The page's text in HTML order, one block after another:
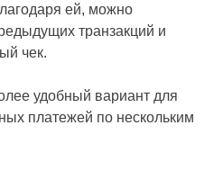
ей, можно
транзакций и
чек.
удобный вариант для
платежей по нескольким